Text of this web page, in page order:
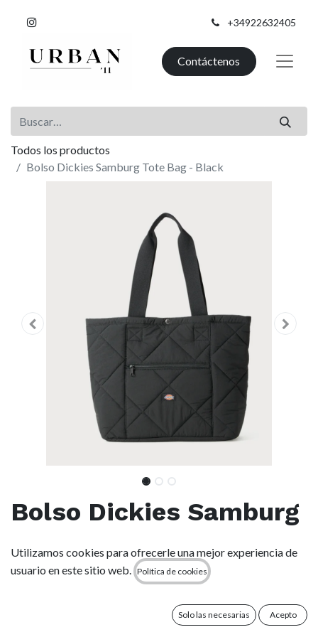
+34922632405
Contáctenos
Todos los productos
Bolso Dickies Samburg Tote Bag - Black
Bolso Dickies Samburg
Tote Bag - Black
(0 reseña)
con detalles y tejidos auténticos de Dickies. Confeccionado
con nailon resistente, con todo el espacio que necesitas para
Utilizamos cookies para ofrecerle una mejor experiencia de
usuario en este sitio web.
Política de cookies
Solo las necesarias Acepto